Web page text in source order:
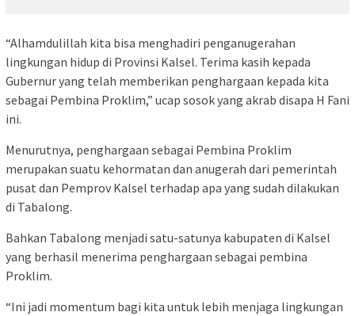
“Alhamdulillah kita bisa menghadiri penganugerahan
lingkungan hidup di Provinsi Kalsel. Terima kasih kepada
Gubernur yang telah memberikan penghargaan kepada kita
sebagai Pembina Proklim,” ucap sosok yang akrab disapa H Fani
ini.
Menurutnya, penghargaan sebagai Pembina Proklim
merupakan suatu kehormatan dan anugerah dari pemerintah
pusat dan Pemprov Kalsel terhadap apa yang sudah dilakukan
di Tabalong.
Bahkan Tabalong menjadi satu-satunya kabupaten di Kalsel
yang berhasil menerima penghargaan sebagai pembina
Proklim.
“Ini jadi momentum bagi kita untuk lebih menjaga lingkungan